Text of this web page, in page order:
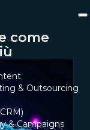
& Outsourcing
& Campaigns
come